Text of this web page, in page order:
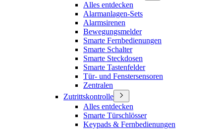
Alles entdecken
Alarmanlagen-Sets
Alarmsirenen
Bewegungsmelder
Smarte Fernbedienungen
Smarte Schalter
Smarte Steckdosen
Smarte Tastenfelder
Tür- und Fenstersensoren
Zentralen
Zutrittskontrolle
Alles entdecken
Smarte Türschlösser
Keypads & Fernbedienungen